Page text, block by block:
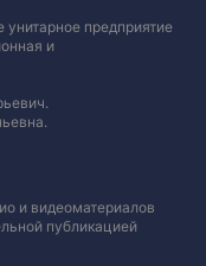
унитарное предприятие
и
и видеоматериалов
публикацией